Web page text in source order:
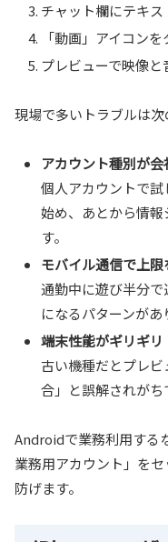
チャット欄にテキ
「動画」アイコン
プレビューで映像
現場で多いトラブルは次
アカウント種別が
個人アカウントで
始め、あとから情
す。
モバイル通信で上
通勤中に遊び半分
になるパターンがあ
端末性能がギリギリ
古い機種だとプレ
合」と誤解されがち
Androidで業務利用する
業務用アカウント」を
防げます。